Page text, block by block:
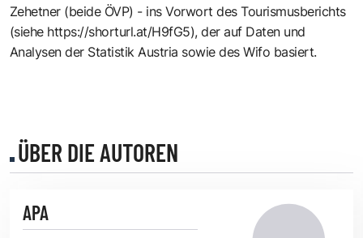
Zehetner (beide ÖVP) - ins Vorwort des Tourismusberichts
(siehe https://shorturl.at/H9fG5), der auf Daten und
Analysen der Statistik Austria sowie des Wifo basiert.
ÜBER DIE AUTOREN
APA